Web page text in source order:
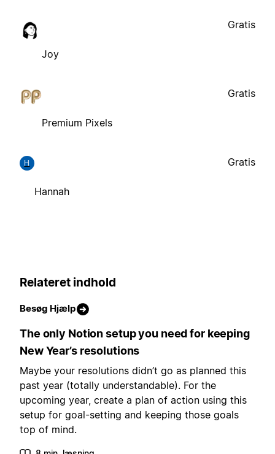
Joy
Gratis
Premium Pixels
Gratis
H
Hannah
Gratis
Relateret indhold
Besøg Hjælp
The only Notion setup you need for keeping
New Year’s resolutions
Maybe your resolutions didn’t go as planned this
past year (totally understandable). For the
upcoming year, create a plan of action using this
setup for goal-setting and keeping those goals
top of mind.